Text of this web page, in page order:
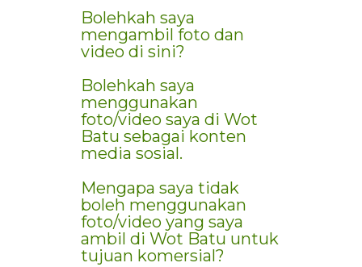
Bolehkah saya
mengambil foto dan
video di sini?
Bolehkah saya
menggunakan
foto/video saya di Wot
Batu sebagai konten
media sosial.
Mengapa saya tidak
boleh menggunakan
foto/video yang saya
ambil di Wot Batu untuk
tujuan komersial?